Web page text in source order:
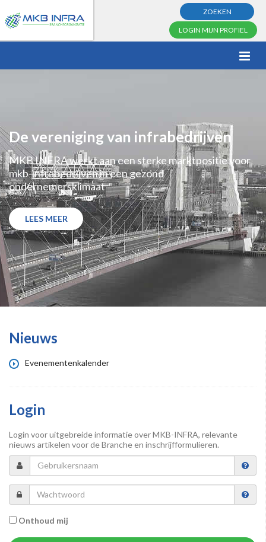
ZOEKEN
LOGIN MIJN PROFIEL
De vereniging van infrabedrijven
MKB INFRA werkt aan een sterke marktpositie voor
mkb-infrabedrijven in een gezond
ondernemersklimaat
LEES MEER
Nieuws
Evenementenkalender
Login
Login voor uitgebreide informatie over MKB-INFRA, relevante
nieuws artikelen voor de Branche en inschrijfformulieren.
Onthoud mij